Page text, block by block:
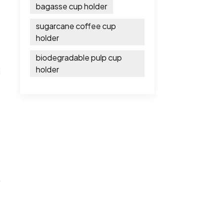
bagasse cup holder
sugarcane coffee cup
holder
biodegradable pulp cup
holder